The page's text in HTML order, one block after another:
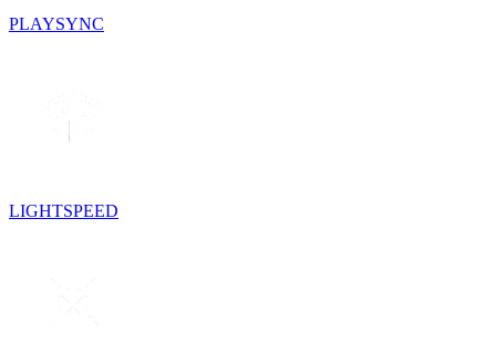
PLAYSYNC
LIGHTSPEED